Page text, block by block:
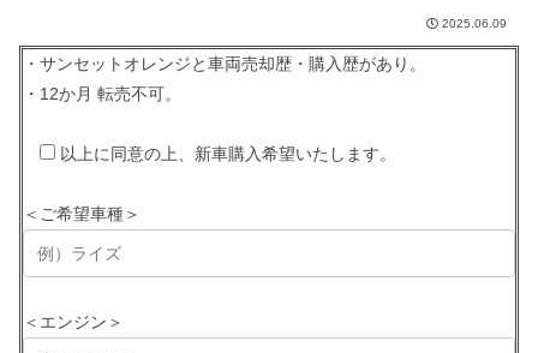
2025.06.09
・サンセットオレンジと車両売却歴・購入歴があり。
・12か月 転売不可。
以上に同意の上、新車購入希望いたします。
＜ご希望車種＞
＜エンジン＞